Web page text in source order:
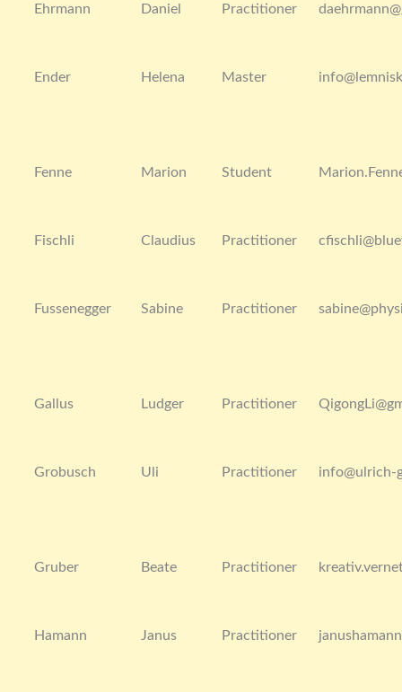
Ehrmann Daniel Practitioner
Ender Helena Master
Fenne Marion Student
Fischli Claudius Practitioner
Fussenegger Sabine Practitioner
Gallus Ludger Practitioner
Grobusch Uli Practitioner info@ulrich-
Gruber Beate Practitioner
Hamann Janus Practitioner